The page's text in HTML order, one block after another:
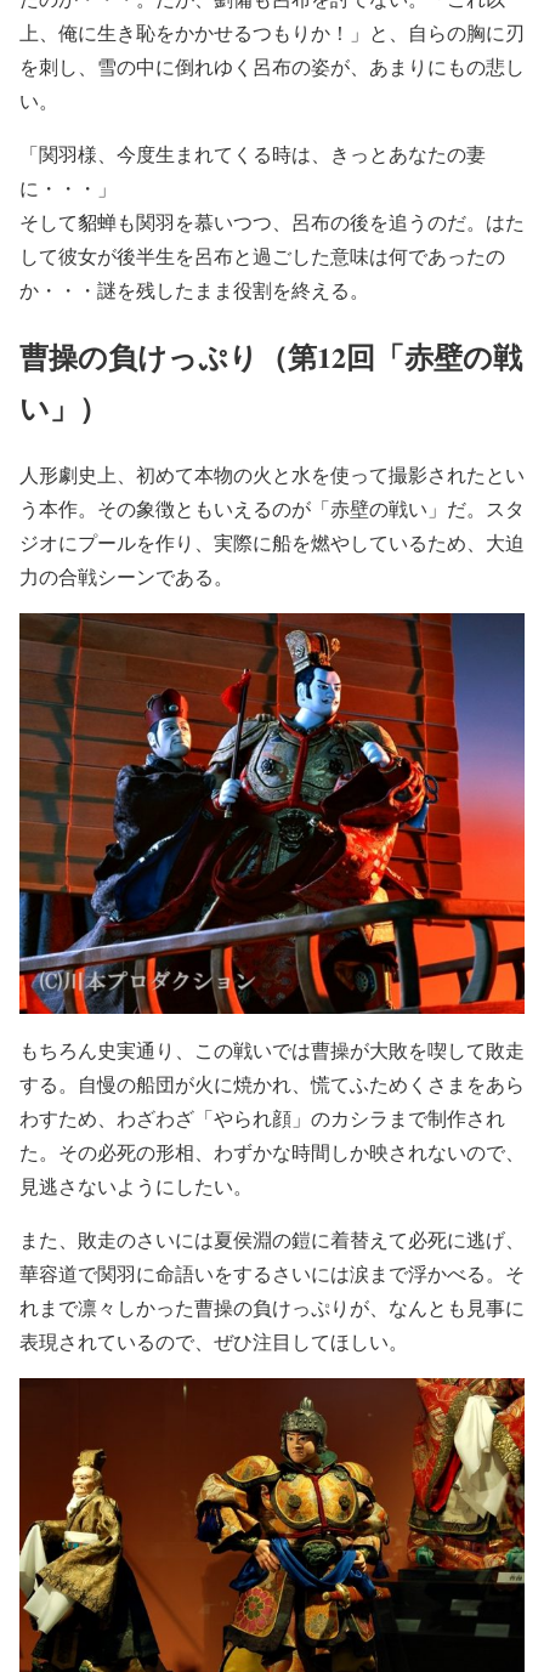
上、俺に生き恥をかかせるつもりか！」と、自らの胸に刃
を刺し、雪の中に倒れゆく呂布の姿が、あまりにもの悲し
い。
「関羽様、今度生まれてくる時は、きっとあなたの妻
に・・・」
そして貂蝉も関羽を慕いつつ、呂布の後を追うのだ。はた
して彼女が後半生を呂布と過ごした意味は何であったの
か・・・謎を残したまま役割を終える。
曹操の負けっぷり（第12回「赤壁の戦
い」）
人形劇史上、初めて本物の火と水を使って撮影されたとい
う本作。その象徴ともいえるのが「赤壁の戦い」だ。スタ
ジオにプールを作り、実際に船を燃やしているため、大迫
力の合戦シーンである。
もちろん史実通り、この戦いでは曹操が大敗を喫して敗走
する。自慢の船団が火に焼かれ、慌てふためくさまをあら
わすため、わざわざ「やられ顔」のカシラまで制作され
た。その必死の形相、わずかな時間しか映されないので、
見逃さないようにしたい。
また、敗走のさいには夏侯淵の鎧に着替えて必死に逃げ、
華容道で関羽に命語いをするさいには涙まで浮かべる。そ
れまで凛々しかった曹操の負けっぷりが、なんとも見事に
表現されているので、ぜひ注目してほしい。